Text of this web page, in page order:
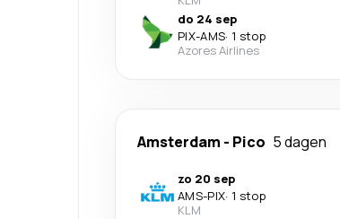
do 24 sep
PIX-AMS· 1 stop
Azores Airlines
Amsterdam - Pico 5 dagen
zo 20 sep
AMS-PIX· 1 stop
KLM